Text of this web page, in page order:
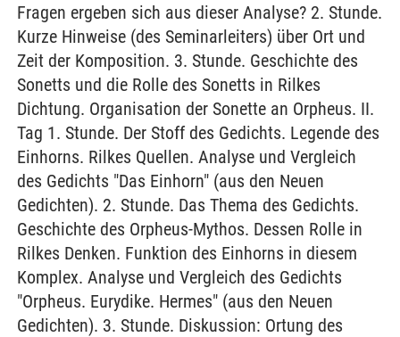
Fragen ergeben sich aus dieser Analyse? 2. Stunde.
Kurze Hinweise (des Seminarleiters) über Ort und
Zeit der Komposition. 3. Stunde. Geschichte des
Sonetts und die Rolle des Sonetts in Rilkes
Dichtung. Organisation der Sonette an Orpheus. II.
Tag 1. Stunde. Der Stoff des Gedichts. Legende des
Einhorns. Rilkes Quellen. Analyse und Vergleich
des Gedichts "Das Einhorn" (aus den Neuen
Gedichten). 2. Stunde. Das Thema des Gedichts.
Geschichte des Orpheus-Mythos. Dessen Rolle in
Rilkes Denken. Funktion des Einhorns in diesem
Komplex. Analyse und Vergleich des Gedichts
"Orpheus. Eurydike. Hermes" (aus den Neuen
Gedichten). 3. Stunde. Diskussion: Ortung des